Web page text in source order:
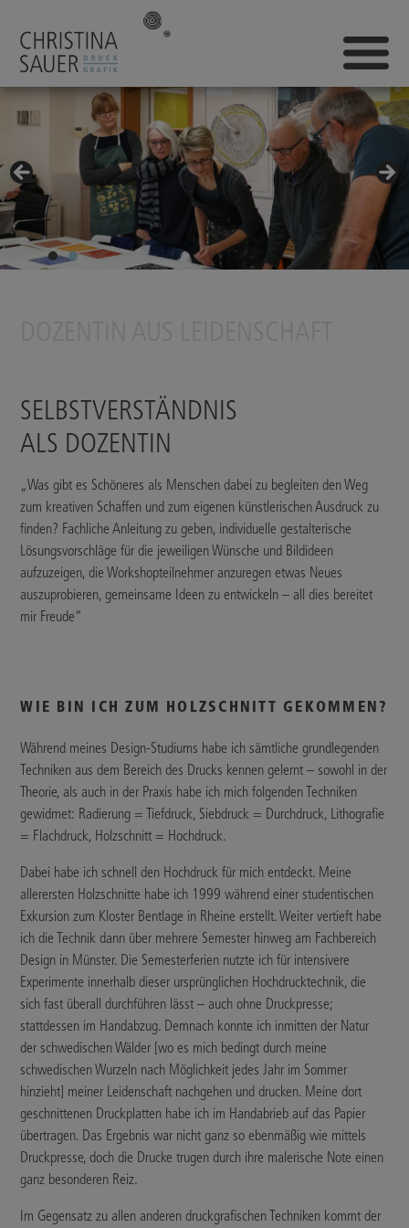
SELBSTVERSTÄNDNIS
ALS DOZENTIN
„Was gibt es Schöneres als Menschen dabei zu begleiten den Weg
zum kreativen Schaffen und zum eigenen künstlerischen Ausdruck zu
finden? Fachliche Anleitung zu geben, individuelle gestalterische
Lösungsvorschläge für die jeweiligen Wünsche und Bildideen
aufzuzeigen, die Workshopteilnehmer anzuregen etwas Neues
auszuprobieren, gemeinsame Ideen zu entwickeln – all dies bereitet
mir Freude“
WIE BIN ICH ZUM HOLZSCHNITT GEKOMMEN?
Während meines Design-Studiums habe ich sämtliche grundlegenden
Techniken aus dem Bereich des Drucks kennen gelernt – sowohl in der
Theorie, als auch in der Praxis habe ich mich folgenden Techniken
gewidmet: Radierung = Tiefdruck, Siebdruck = Durchdruck, Lithografie
= Flachdruck, Holzschnitt = Hochdruck.
Dabei habe ich schnell den Hochdruck für mich entdeckt. Meine
allerersten Holzschnitte habe ich 1999 während einer studentischen
Exkursion zum Kloster Bentlage in Rheine erstellt. Weiter vertieft habe
ich die Technik dann über mehrere Semester hinweg am Fachbereich
Design in Münster. Die Semesterferien nutzte ich für intensivere
Experimente innerhalb dieser ursprünglichen Hochdrucktechnik, die
sich fast überall durchführen lässt – auch ohne Druckpresse;
stattdessen im Handabzug. Demnach konnte ich inmitten der Natur
der schwedischen Wälder [wo es mich bedingt durch meine
schwedischen Wurzeln nach Möglichkeit jedes Jahr im Sommer
hinzieht] meiner Leidenschaft nachgehen und drucken. Meine dort
geschnittenen Druckplatten habe ich im Handabrieb auf das Papier
übertragen. Das Ergebnis war nicht ganz so ebenmäßig wie mittels
Druckpresse, doch die Drucke trugen durch ihre malerische Note einen
ganz besonderen Reiz.
Im Gegensatz zu allen anderen druckgrafischen Techniken kommt der